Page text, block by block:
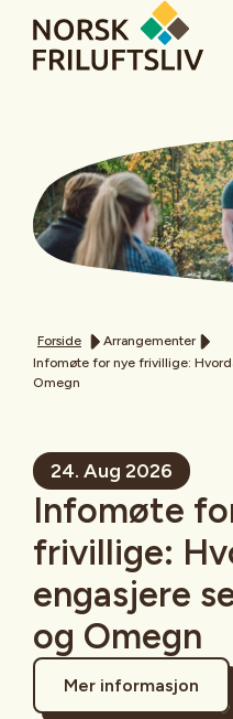
Forside
Arrangementer
Infomøte for nye frivillige:
Omegn
24. Aug 2026
Infomøte
frivillige:
engasjere
og Omegn
Mer informasjon